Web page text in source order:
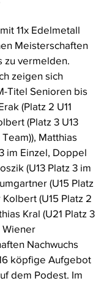
11x Edelmetall
Meisterschaften
zu vermelden.
zeigen sich
Titel Senioren bis
(Platz 2 U11
(Platz 3 U13
Matthias
im Einzel, Doppel
(U13 Platz 3 im
(U15 Platz
(U15 Platz 2
Kral (U21 Platz 3
Wiener
Nachwuchs
köpfige Aufgebot
dem Podest. Im